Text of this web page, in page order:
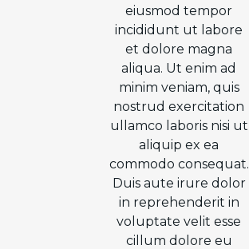
eiusmod tempor
incididunt ut labore
et dolore magna
aliqua. Ut enim ad
minim veniam, quis
nostrud exercitation
ullamco laboris nisi ut
aliquip ex ea
commodo consequat.
Duis aute irure dolor
in reprehenderit in
voluptate velit esse
cillum dolore eu